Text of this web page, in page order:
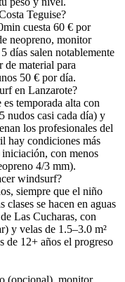
Teguise?
cuesta 60 € por
neopreno, monitor
días salen notablemente
de material para
50 € por día.
en Lanzarote?
temporada alta con
nudos casi cada día) y
los profesionales del
hay condiciones más
con menos
4/3 mm).
windsurf?
siempre que el niño
clases se hacen en aguas
Las Cucharas, con
y velas de 1.5–3.0 m²
de 12+ años el progreso
(opcional), monitor